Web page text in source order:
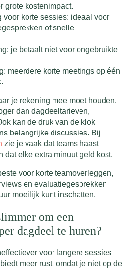
grote kostenimpact.
voor korte sessies: ideaal voor
of snelle
je betaalt niet voor ongebruikte
meerdere korte meetings op één
je rekening mee moet houden.
dan dagdeeltarieven,
kan de druk van de klok
belangrijke discussies. Bij
zie je vaak dat teams haast
dat elke extra minuut geld kost.
voor korte teamoverleggen,
en evaluatiegesprekken
moeilijk kunt inschatten.
om een
dagdeel te huren?
voor langere sessies
meer rust, omdat je niet op de